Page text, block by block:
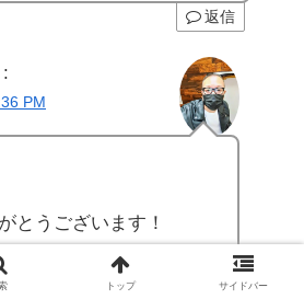
返信
PM
とうございます！
てるんですね。
トップ サイドバー